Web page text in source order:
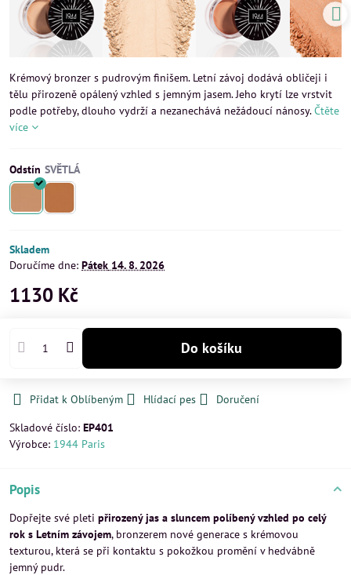
Krémový bronzer s pudrovým finišem. Letní závoj dodává obličeji i
tělu přirozeně opálený vzhled s jemným jasem. Jeho krytí lze vrstvit
podle potřeby, dlouho vydrží a nezanechává nežádoucí nánosy.Čtěte
více
Odstín
Skladem
Doručíme dne: Pátek 14. 8. 2026
1130 Kč
Do košíku
Přidat k Oblíbeným Hlídací pes
Doručení
Skladové číslo: EP401
Výrobce: 1944 Paris
Popis
Dopřejte své pleti přirozený jas a sluncem políbený vzhled po celý
rok s Letním závojem, bronzerem nové generace s krémovou
texturou, která se při kontaktu s pokožkou promění v hedvábně
jemný pudr.